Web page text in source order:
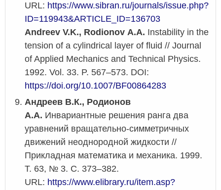
URL: https://www.sibran.ru/journals/issue.php?
ID=119943&ARTICLE_ID=136703
Andreev V.K., Rodionov A.A. Instability in the
tension of a cylindrical layer of fluid // Journal
of Applied Mechanics and Technical Physics.
1992. Vol. 33. P. 567–573. DOI:
https://doi.org/10.1007/BF00864283
Андреев В.К., Родионов
А.А. Инвариантные решения ранга два
уравнений вращательно-симметричных
движений неоднородной жидкости //
Прикладная математика и механика. 1999.
Т. 63, № 3. С. 373–382.
URL: https://www.elibrary.ru/item.asp?